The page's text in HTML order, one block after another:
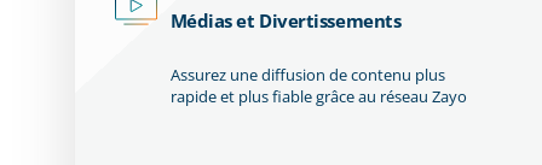
Médias et Divertissements
Assurez une diffusion de contenu plus
rapide et plus fiable grâce au réseau Zayo